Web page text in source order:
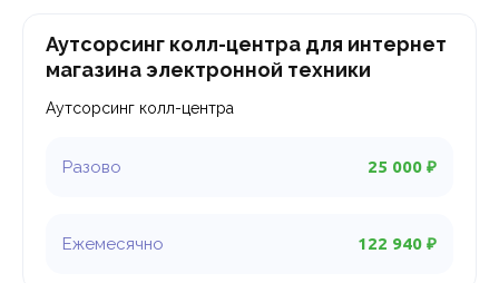
122 940 ₽
25 000 ₽
Аутсорсинг колл-центра для интернет
магазина электронной техники
Аутсорсинг колл-центра